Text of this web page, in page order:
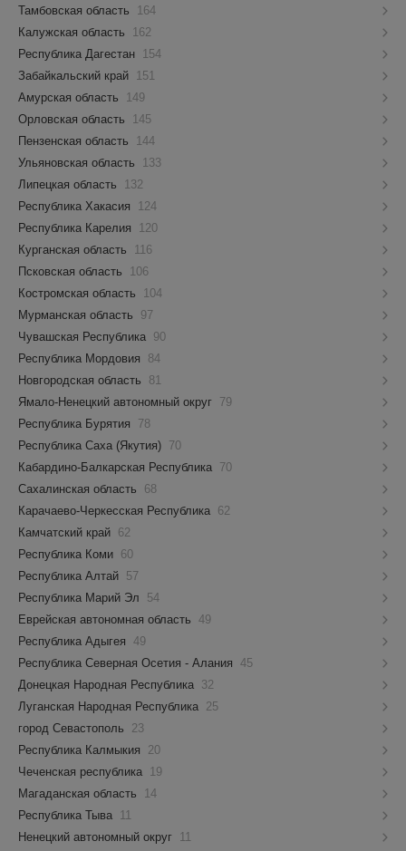
Тамбовская область
164
Калужская область
162
Республика Дагестан 154
Забайкальский край 151
Амурская область
149
Орловская область
145
Пензенская область
144
Ульяновская область
133
Липецкая область
132
Республика Хакасия
124
Республика Карелия
120
Курганская область
116
Псковская область
106
Костромская область
104
Мурманская область
97
Чувашская Республика 90
Республика Мордовия
84
Новгородская область
81
Ямало-Ненецкий автономный округ 79
Республика Бурятия
78
Республика Саха (Якутия) 70
Кабардино-Балкарская Республика 70
Сахалинская область
68
Карачаево-Черкесская Республика 62
Камчатский край 62
Республика Коми 60
Республика Алтай 57
Республика Марий Эл
54
Еврейская автономная область 49
Республика Адыгея 49
Республика Северная Осетия - Алания 45
Донецкая Народная Республика 32
Луганская Народная Республика 25
город Севастополь
23
Республика Калмыкия
20
Чеченская республика 19
Магаданская область
14
Республика Тыва 11
Ненецкий автономный округ 11